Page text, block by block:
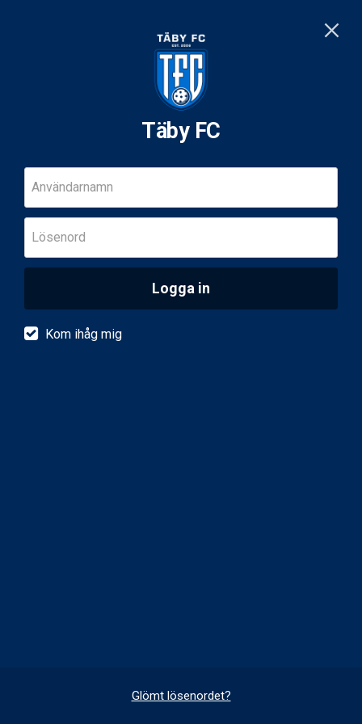
Täby FC
Användarnamn
Lösenord
Logga in
Kom ihåg mig
Glömt lösenordet?